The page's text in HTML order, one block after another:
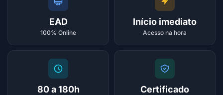
EAD
100% Online
Início imediato
Acesso na hora
80 a 180h Certificado